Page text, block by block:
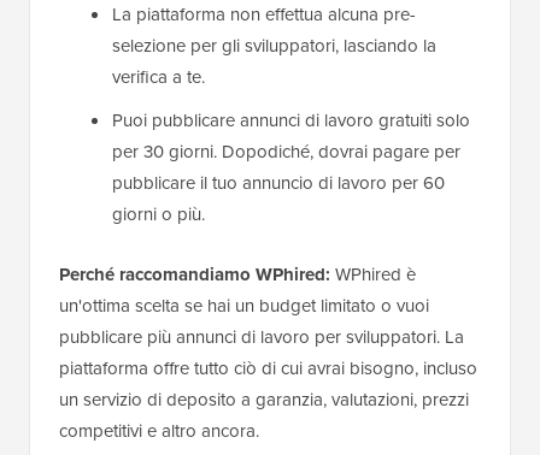
La piattaforma non effettua alcuna pre-
selezione per gli sviluppatori, lasciando la
verifica a te.
Puoi pubblicare annunci di lavoro gratuiti solo
per 30 giorni. Dopodiché, dovrai pagare per
pubblicare il tuo annuncio di lavoro per 60
giorni o più.
Perché raccomandiamo WPhired: WPhired è
un'ottima scelta se hai un budget limitato o vuoi
pubblicare più annunci di lavoro per sviluppatori. La
piattaforma offre tutto ciò di cui avrai bisogno, incluso
un servizio di deposito a garanzia, valutazioni, prezzi
competitivi e altro ancora.